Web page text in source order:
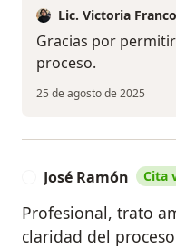
Lic. Victoria
Gracias por
proceso.
25 de agosto de 2025
José Ramón Cita
Profesional, trato
claridad del proceso